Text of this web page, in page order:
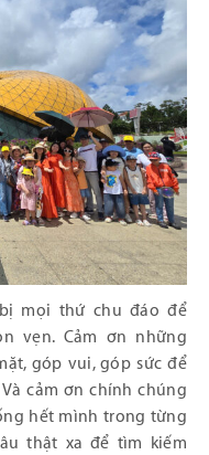
mọi thứ chu đáo để
vẹn. Cảm ơn những
góp vui, góp sức để
cảm ơn chính chúng
hết mình trong từng
thật xa để tìm kiếm